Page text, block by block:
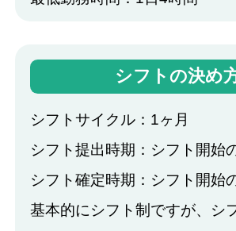
シフトの決め
シフトサイクル：1ヶ月
シフト提出時期：シフト開始
シフト確定時期：シフト開始
基本的にシフト制ですが、シ